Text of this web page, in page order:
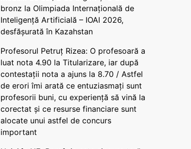
bronz la Olimpiada Internațională de
Inteligență Artificială – IOAI 2026,
desfășurată în Kazahstan
Profesorul Petruț Rizea: O profesoară a
luat nota 4.90 la Titularizare, iar după
contestații nota a ajuns la 8.70 / Astfel
de erori îmi arată ce entuziasmați sunt
profesorii buni, cu experiență să vină la
corectat și ce resurse financiare sunt
alocate unui astfel de concurs
important